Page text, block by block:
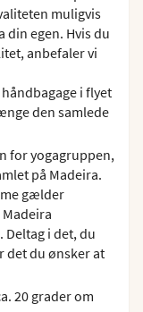
muligvis
din egen. Hvis du
anbefaler vi
i flyet
den samlede
for yogagruppen,
på Madeira.
gælder
i det, du
det du ønsker at
20 grader om